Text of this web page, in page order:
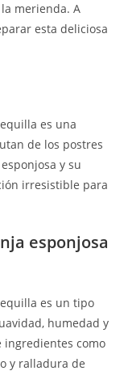
merienda. A
esta deliciosa
es una
de los postres
y su
irresistible para
esponjosa
es un tipo
humedad y
ingredientes como
y ralladura de